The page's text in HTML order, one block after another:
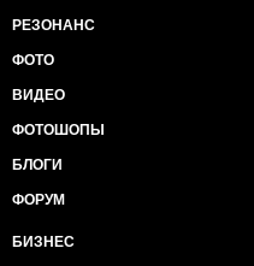
РЕЗОНАНС
ФОТО
ВИДЕО
ФОТОШОПЫ
БЛОГИ
ФОРУМ
БИЗНЕС